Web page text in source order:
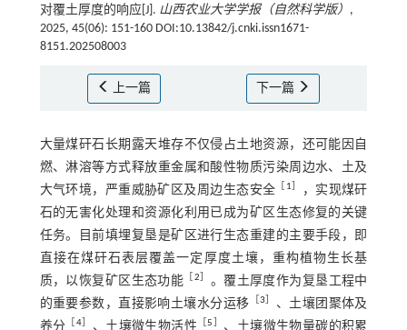
对覆土厚度的响应[J]. 山西农业大学学报（自然科学版） ,
2025, 45(06): 151-160 DOI:10.13842/j.cnki.issn1671-
8151.202508003
上一篇 下一篇
大量煤矸石长期露天堆存不仅侵占土地资源，还可能因自
燃、淋溶等方式释放重金属和酸性物质污染周边水、土及
大气环境，严重威胁矿区及周边生态安全
1
，实现煤矸
石的无害化处理和资源化利用已成为矿区生态修复的关键
任务。目前填埋复垦是矿区进行生态重建的主要手段，即
直接在煤矸石表层覆盖一定厚度土壤，重构植物生长基
质，以恢复矿区生态功能
2
。覆土厚度作为复垦工程中
的重要参数，直接影响土壤水分运移
3
、土壤团聚体及
养分
4］ 、土壤微生物活性 ［5 、土壤微生物量碳的积累